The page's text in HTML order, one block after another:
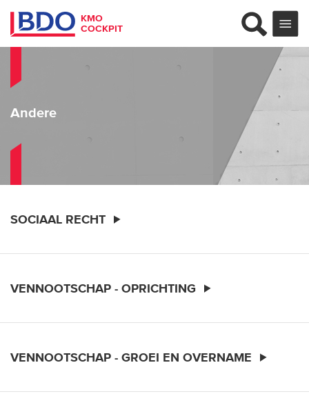
KMO
COCKPIT
Andere
SOCIAAL RECHT
VENNOOTSCHAP - OPRICHTING
VENNOOTSCHAP - GROEI EN OVERNAME